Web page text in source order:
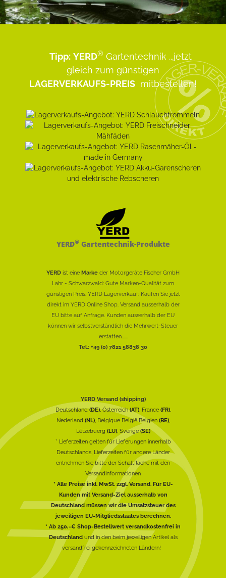
Tipp: YERD® Gartentechnik ...jetzt
gleich zum günstigen
LAGERVERKAUFS-PREIS mitbestellen!
YERD®Gartentechnik-Produkte
YERD ist eine Marke der Motorgeräte Fischer GmbH
Lahr - Schwarzwald: Gute Marken-Qualität zum
günstigen Preis. YERD Lagerverkauf: Kaufen Sie jetzt
direkt im YERD Online Shop. Versand ausserhalb der
EU bitte auf Anfrage. Kunden ausserhalb der EU
können wir selbstverständlich die Mehrwert-Steuer
erstatten......
Tel.: +49 (0) 7821 58838 30
YERD Versand (shipping)
Deutschland(DE), Österreich(AT), France (FR),
Nederland (NL), Belgique België Belgien (BE),
Lëtzebuerg (LU), Sverige(SE)
* Lieferzeiten gelten für Lieferungen innerhalb
Deutschlands, Lieferzeiten für andere Länder
entnehmen Sie bitte der Schaltfläche mit den
Versandinformationen
* Alle Preise inkl. MwSt. zzgl. Versand. Für EU-
Kunden mit Versand-Ziel ausserhalb von
Deutschland müssen wir die Umsatzsteuer des
jeweiligen EU-Mitgliedsstaates berechnen.
* Ab 250,-€ Shop-Bestellwert versandkostenfrei in
Deutschlandund in den beim jeweiligen Artikel als
versandfrei gekennzeichneten Ländern!